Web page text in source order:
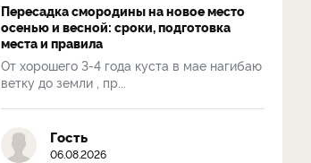
Пересадка смородины на новое место
осенью и весной: сроки, подготовка
места и правила
От хорошего 3-4 года куста в мае нагибаю
ветку до земли , пр...
Гость
06.08.2026